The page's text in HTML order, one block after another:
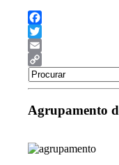
Facebook
Twitter
Email
Copy
Link
Search
for:
Agrupamento